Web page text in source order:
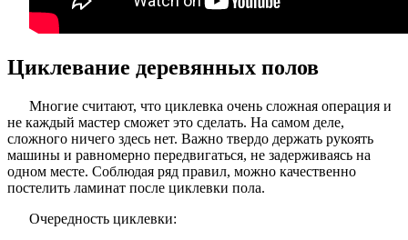
Циклевание деревянных полов
Многие считают, что циклевка очень сложная операция и
не каждый мастер сможет это сделать. На самом деле,
сложного ничего здесь нет. Важно твердо держать рукоять
машины и равномерно передвигаться, не задерживаясь на
одном месте. Соблюдая ряд правил, можно качественно
постелить ламинат после циклевки пола.
Очередность циклевки: